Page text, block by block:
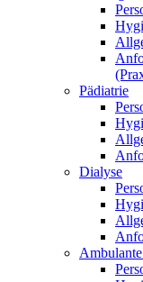
Pädiatrie
Dialyse